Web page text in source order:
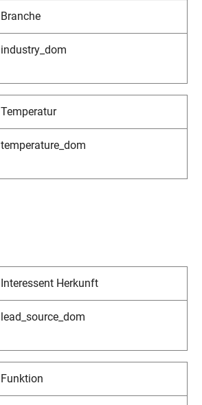
Branche
industry_dom
Temperatur
temperature_dom
Interessent Herkunft
lead_source_dom
Funktion